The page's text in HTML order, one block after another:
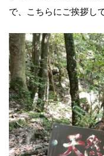
で、こちらにご挨拶し